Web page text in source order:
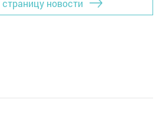
страницу новости